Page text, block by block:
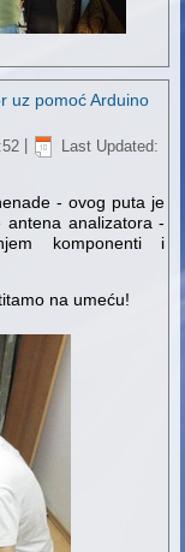
uz pomoć Arduino
Last Updated:
- ovog puta je
antena analizatora -
komponenti i
na umeću!